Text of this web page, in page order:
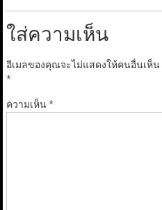
ใส่ความเห็น
อีเมลของคุณจะไม่แสดงให้คนอื่นเห็น
*
ความเห็น*